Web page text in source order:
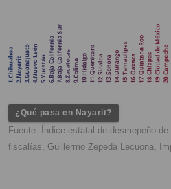
¿Qué pasa en Nayarit?
Fuente: Índice estatal de desmepeño
fiscalías, Guillermo Zepeda Lecuona,